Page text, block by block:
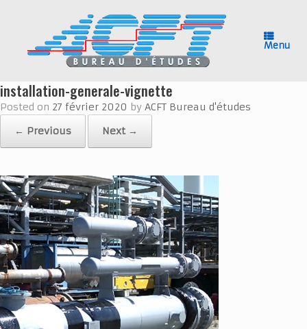
Menu
installation-generale-vignette
Posted on 27 février 2020 by ACFT Bureau d'études
← Previous
Next →